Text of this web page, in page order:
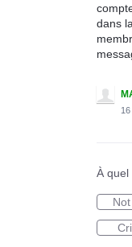
dans
À quel